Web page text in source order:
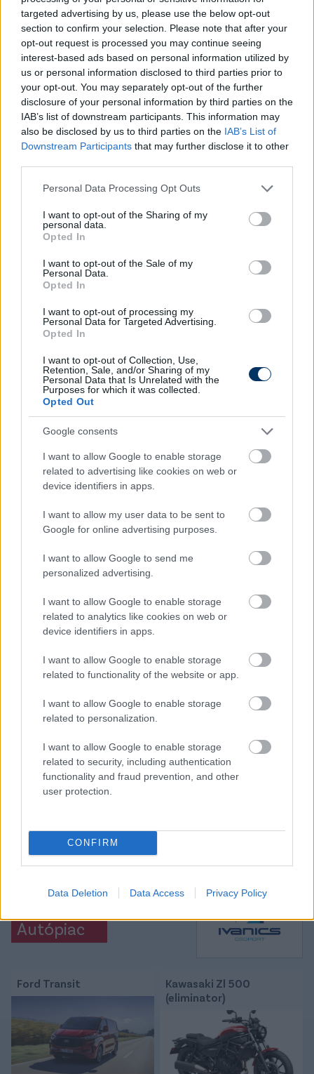
targeted advertising by us, please use the below opt-out
section to confirm your selection. Please note that after your
opt-out request is processed you may continue seeing
interest-based ads based on personal information utilized by
us or personal information disclosed to third parties prior to
your opt-out. You may separately opt-out of the further
disclosure of your personal information by third parties on the
IAB’s list of downstream participants. This information may
also be disclosed by us to third parties on the IAB’s List of
Downstream Participants that may further disclose it to other
Please note that this website/app uses one or more Google
not limited to your visit or usage behaviour. You may click to
grant or deny consent to Google and its third-party tags to
use your data for below specified purposes in below Google
consent section.
Personal Data Processing Opt Outs
I want to opt-out of the Sharing of my
personal data.
Opted In
I want to opt-out of the Sale of my
Personal Data.
Opted In
I want to opt-out of processing my
Personal Data for Targeted Advertising.
Opted In
I want to opt-out of Collection, Use,
Retention, Sale, and/or Sharing of my
Personal Data that Is Unrelated with the
Purposes for which it was collected.
Opted Out
Google consents
I want to allow Google to enable storage
related to advertising like cookies on web or
device identifiers in apps.
I want to allow my user data to be sent to
Google for online advertising purposes.
I want to allow Google to send me
personalized advertising.
I want to allow Google to enable storage
related to analytics like cookies on web or
device identifiers in apps.
I want to allow Google to enable storage
related to functionality of the website or app.
I want to allow Google to enable storage
related to personalization.
I want to allow Google to enable storage
related to security, including authentication
functionality and fraud prevention, and other
user protection.
CONFIRM
Data Deletion Data Access Privacy Policy
agusztus 7-én és 14-én, mindkétszer csütörtökön
lép pályára a KL-selejtező harmadik körében.
NB I, 4. forduló
Augusztus 15., péntek
Újpest FC–Kisvárda Master Good , 20:15 (M4 Sport)
Augusztus 16., szombat
DVTK–Kolorcity Kazincbarcika SC
Ferencvárosi TC–Puskás Akadémia FC
, 20:15 (M4
Sport)
Augusztus 17., vasárnap
ETO FC–MTK Budapest, 17:45 (M4 Sport)
Paksi FC–ZTE FC
Olvastad már?
kért számon a bírón az örmény edző -
mit fog tenni most az UEFA?
volna a győzelmet.
Elolvasom
Itt állíthatod be, hogy a Csakfoci az elsők
között legyen a Google-találatokban
Link másolása Email küldés
CÍMKÉK: #MAGYAR FOCI #NB I #KEZDÉSI IDŐPONTOK
Autópiac
Ford Transit
Kawasaki Zl 500
(eliminator)